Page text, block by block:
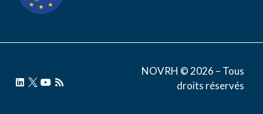
NOVRH © 2026 – Tous
droits réservés